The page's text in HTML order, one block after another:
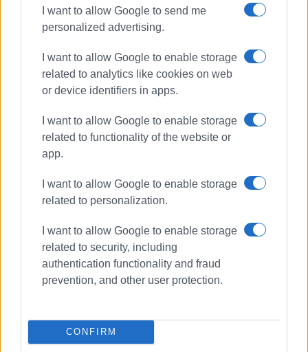
I want to allow Google to send me
personalized advertising.
I want to allow Google to enable storage
related to analytics like cookies on web
or device identifiers in apps.
I want to allow Google to enable storage
related to functionality of the website or
app.
I want to allow Google to enable storage
related to personalization.
I want to allow Google to enable storage
related to security, including
authentication functionality and fraud
prevention, and other user protection.
CONFIRM
Οι επιδόσεις των Κερκυραίων
ιστιοπλόων στο πανελλήνιο ILCA
4, στη Βόνιτσα
Με καλά αποτελέσματα
επιστρέφει ο ΝΑΟΚ από τον
Διασυλλογικό Αγώνα Ιστιοπλοΐας
της Πρέβεζας
για τις ιστιοπλοϊκές επιδόσεις